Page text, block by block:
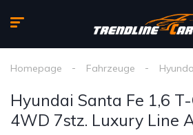
Homepage Fahrzeuge
Hyundai Santa Fe 1,6
4WD 7stz. Luxury Line